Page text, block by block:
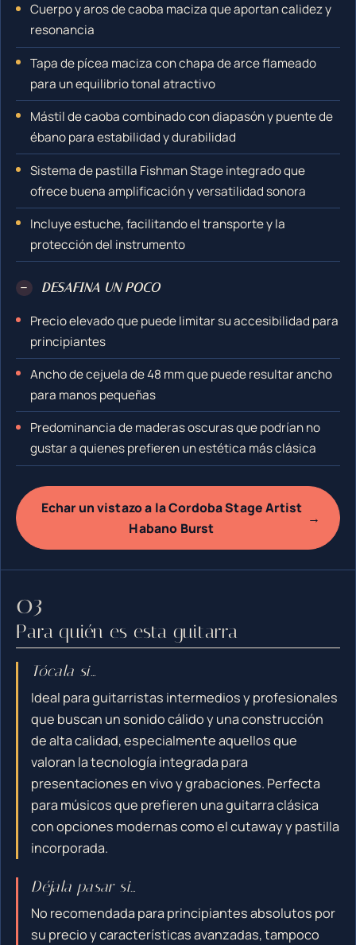
Cuerpo y aros de caoba maciza que aportan calidez y
resonancia
Tapa de pícea maciza con chapa de arce flameado
para un equilibrio tonal atractivo
Mástil de caoba combinado con diapasón y puente de
ébano para estabilidad y durabilidad
Sistema de pastilla Fishman Stage integrado que
ofrece buena amplificación y versatilidad sonora
Incluye estuche, facilitando el transporte y la
protección del instrumento
− DESAFINA UN POCO
Precio elevado que puede limitar su accesibilidad para
principiantes
Ancho de cejuela de 48 mm que puede resultar ancho
para manos pequeñas
Predominancia de maderas oscuras que podrían no
gustar a quienes prefieren un estética más clásica
Echar un vistazo a la Cordoba Stage Artist
Habano Burst
→
Para quién es esta guitarra
Tócala si…
Ideal para guitarristas intermedios y profesionales
que buscan un sonido cálido y una construcción
de alta calidad, especialmente aquellos que
valoran la tecnología integrada para
presentaciones en vivo y grabaciones. Perfecta
para músicos que prefieren una guitarra clásica
con opciones modernas como el cutaway y pastilla
incorporada.
Déjala pasar si…
No recomendada para principiantes absolutos por
su precio y características avanzadas, tampoco